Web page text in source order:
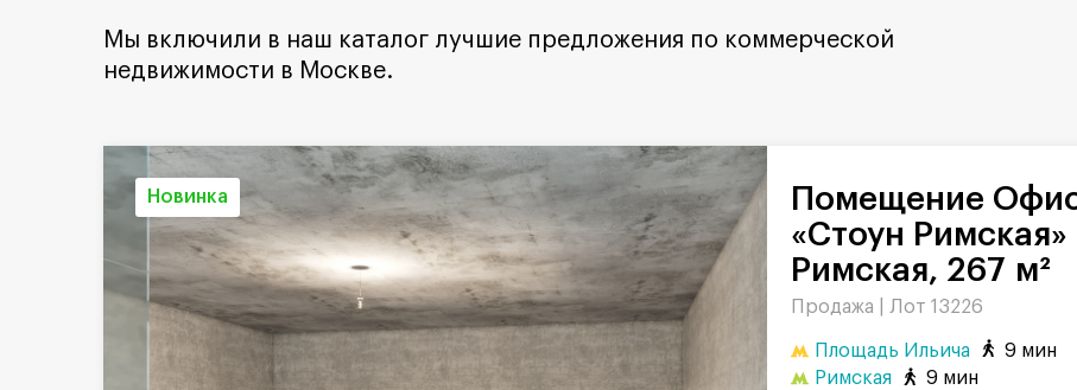
Мы включили в наш каталог лучшие предложения по коммерческой
недвижимости в Москве.
Новинка
Помещение Офис в комплексе
«Стоун
Римская, 267 м²
Продажа | Лот 13226
Площадь Ильича
9 мин
Римская
9 мин